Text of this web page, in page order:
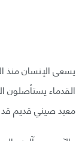
يسعى الإنسان منذ
القدماء
معبد صيني قديم